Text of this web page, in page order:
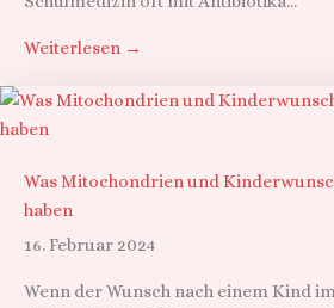
Weiterlesen →
Was Mitochondrien und
haben
16. Februar 2024
Wenn der Wunsch nach einem Kind